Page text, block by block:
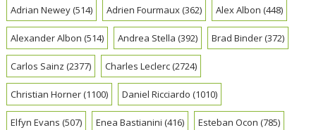
Adrian Newey(514) Adrien Fourmaux(362) Alex Albon (448)
Alexander Albon (514) Andrea Stella (392) Brad Binder(372)
Carlos Sainz (2377) Charles Leclerc(2724)
Christian Horner(1100) Daniel Ricciardo (1010)
Elfyn Evans (507) Enea Bastianini (416) Esteban Ocon (785)